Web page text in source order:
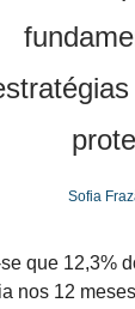
Sofia
que 12,3%
nos 12